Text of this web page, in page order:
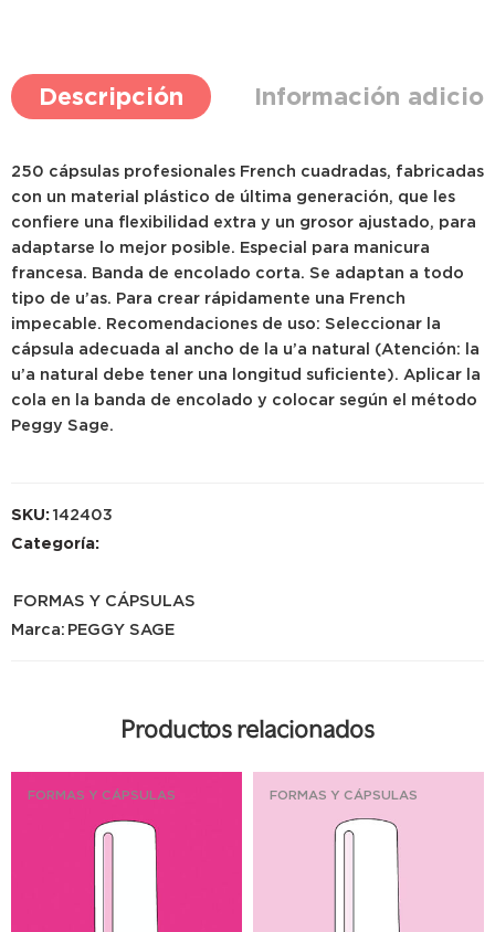
Descripción Información
250 cápsulas profesionales French cuadradas, fabricadas
con un material plástico de última generación, que les
confiere una flexibilidad extra y un grosor ajustado, para
adaptarse lo mejor posible. Especial para manicura
francesa. Banda de encolado corta. Se adaptan a todo
tipo de u’as. Para crear rápidamente una French
impecable. Recomendaciones de uso: Seleccionar la
cápsula adecuada al ancho de la u’a natural (Atención: la
u’a natural debe tener una longitud suficiente). Aplicar la
cola en la banda de encolado y colocar según el método
Peggy Sage.
SKU:142403
Categoría:
FORMAS Y CÁPSULAS
Marca: PEGGY SAGE
Productos relacionados
FORMAS Y CÁPSULAS FORMAS Y CÁPSULAS